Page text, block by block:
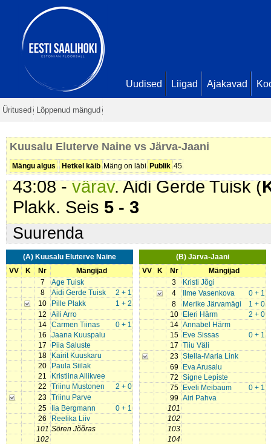
Uudised Liigad Ajakavad
Üritused Lõppenud mängud
Kuusalu Eluterve Naine vs Järva-Jaani
Mängu algus Hetkel käib Mäng on läbi Publik 45
32:56 -
värav
- 2
33:55 -värav
Bergmann. Seis3 - 2
37:49 -värav. Merike Järvamägi
37:58 -värav. Triinu Mustonen (
Plakk. Seis4 - 3
43:08 -värav. Aidi Gerde Tuisk (
Plakk. Seis 5 - 3
Suurenda
(A) Kuusalu Eluterve Naine
VV
K Nr
Mängijad
7
Age Tuisk
8
2 + 1
Aidi Gerde Tuisk
10
1 + 2
Pille Plakk
12
Aili Arro
14
0 + 1
Carmen Tiinas
16
Jaana Kuuspalu
17
Piia Saluste
18
Kairit Kuuskaru
20
Paula Siilak
21
Kristiina Allikvee
22
2 + 0
Triinu Mustonen
23 Triinu Parve
25
0 + 1
Iia Bergmann
26
Reelika Liiv
101 Sören Jõõras
102
(B) Järva-Jaani
VV
K Nr
Mängijad
3
Kristi Jõgi
4
0 + 1
Ilme Vasenkova
8
1 + 0
Merike Järvamägi
10
2 + 0
Eleri Härm
14 Annabel Härm
15
0 + 1
Eve Sissas
17 Tiiu Väli
23 Stella-Maria Link
69
Eva Arusalu
72 Signe Lepiste
75
0 + 1
Eveli Meibaum
99 Airi Pahva
101
102
103
104